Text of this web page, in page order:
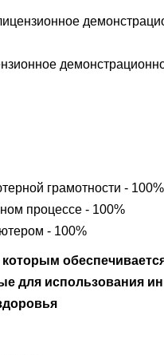
грамотности - 100%
процессе - 100%
- 100%
для использования